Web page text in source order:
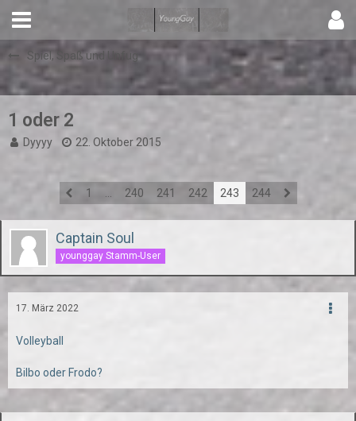
Spiel, Spaß und Unfug
1 oder 2
Dyyyy 22. Oktober 2015
1 240 241 242 243 244
Captain Soul
younggay Stamm-User
17. März 2022
Volleyball
Bilbo oder Frodo?